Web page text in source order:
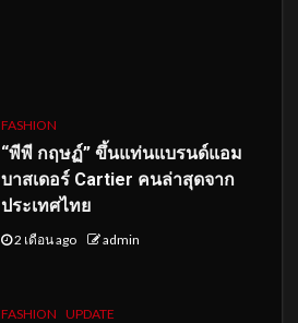
FASHION
“พีพี กฤษฏ์” ขึ้นแท่นแบรนด์แอม
บาสเดอร์ Cartier คนล่าสุดจาก
ประเทศไทย
2 เดือน ago admin
FASHION UPDATE